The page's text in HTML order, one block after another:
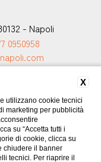
- Napoli
0950958
COOKIE POLICY
X
utilizzano cookie tecnici
marketing per pubblicità
su “Accetta tutti i
di cookie, clicca su
chiudere il banner
tecnici. Per riaprire il